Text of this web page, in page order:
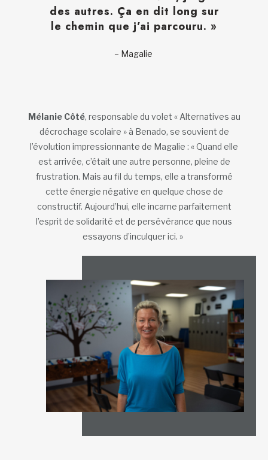
des autres. Ça en dit long sur
le chemin que j’ai parcouru. »
– Magalie
Mélanie Côté, responsable du volet « Alternatives au
décrochage scolaire » à Benado, se souvient de
l’évolution impressionnante de Magalie : « Quand elle
est arrivée, c’était une autre personne, pleine de
frustration. Mais au fil du temps, elle a transformé
cette énergie négative en quelque chose de
constructif. Aujourd’hui, elle incarne parfaitement
l’esprit de solidarité et de persévérance que nous
essayons d’inculquer ici. »